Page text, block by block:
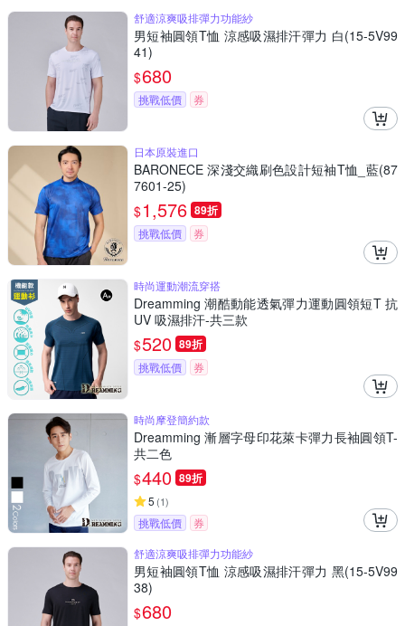
舒適涼爽吸排彈力功能紗
男短袖圓領T恤 涼感吸濕排汗彈力 白(15-5V99
41)
$680
挑戰低價 券
日本原裝進口
BARONECE 深淺交織刷色設計短袖T恤_藍(87
7601-25)
$1,576 89折
挑戰低價 券
時尚運動潮流穿搭
Dreamming 潮酷動能透氣彈力運動圓領短T 抗
UV 吸濕排汗-共三款
$520 89折
挑戰低價 券
時尚摩登簡約款
Dreamming 漸層字母印花萊卡彈力長袖圓領T-
共二色
$440 89折
5 (1)
挑戰低價
券
舒適涼爽吸排彈力功能紗
男短袖圓領T恤 涼感吸濕排汗彈力 黑(15-5V99
38)
$680